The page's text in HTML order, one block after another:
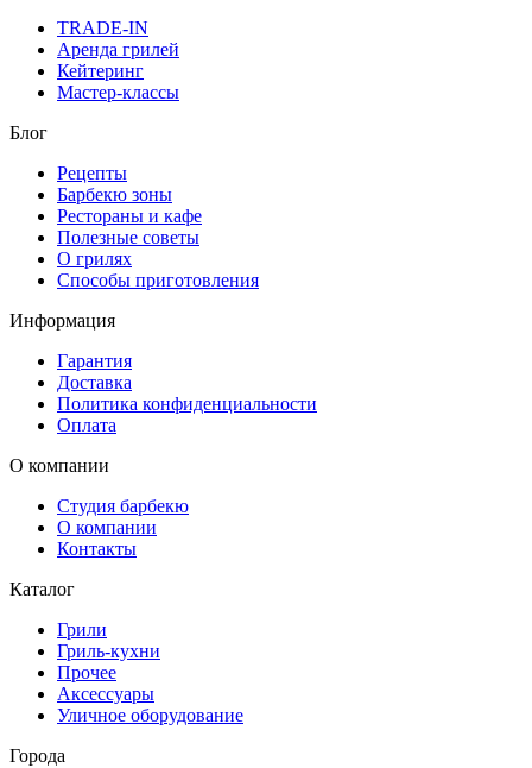
TRADE-IN
Аренда грилей
Кейтеринг
Мастер-классы
Блог
Рецепты
Барбекю зоны
Рестораны и кафе
Полезные советы
О грилях
Способы приготовления
Информация
Гарантия
Доставка
Политика конфиденциальности
Оплата
О компании
Студия барбекю
О компании
Контакты
Каталог
Грили
Гриль-кухни
Прочее
Аксессуары
Уличное оборудование
Города